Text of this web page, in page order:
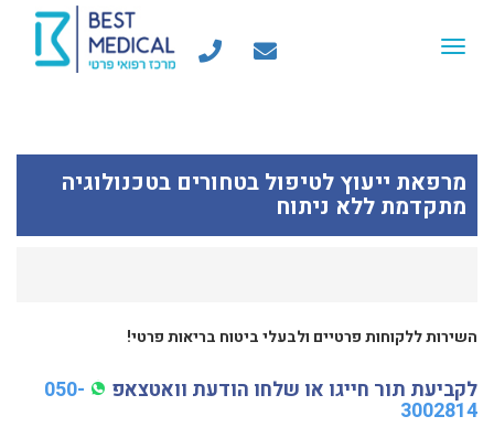
Toggle
מרפאת ייעוץ לטיפול בטחורים בטכנולוגיה
מתקדמת ללא ניתוח
​השירות ללקוחות פרטיים ולבעלי ביטוח בריאות פרטי!
לקביעת תור חייגו או שלחו הודעת וואטצאפ 050-
3002814